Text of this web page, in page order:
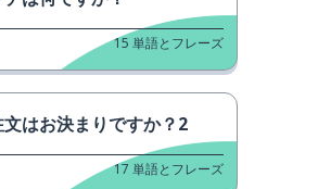
15 単語とフレーズ
文はお決まりですか？2
17 単語とフレーズ